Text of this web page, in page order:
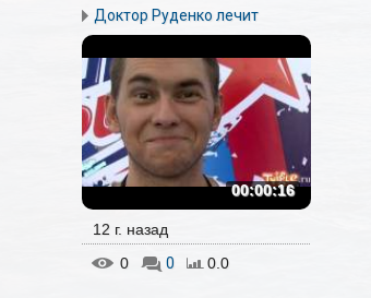
Доктор Руденко лечит
00:00:16
12 г. назад
0
0 0.0